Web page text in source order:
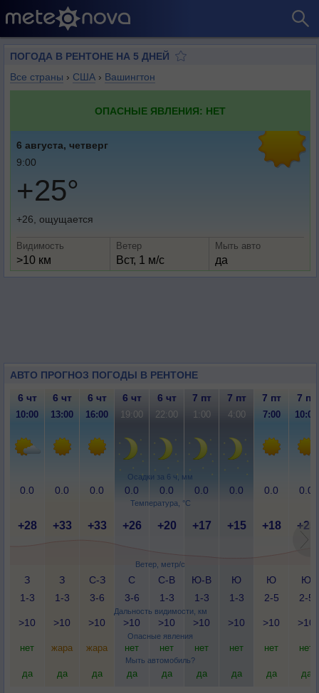
ПОГОДА В РЕНТОНЕ НА 5 ДНЕЙ
Все страны › США › Вашингтон
ОПАСНЫЕ ЯВЛЕНИЯ: НЕТ
6 августа, четверг
9:00
+25°
+26, ощущается
Видимость
>10 км
Ветер
Вст, 1 м/с
Мыть авто
да
АВТО ПРОГНОЗ ПОГОДЫ В РЕНТОНЕ
Осадки за 6 ч, мм
Температура, °C
Ветер, метр/с
Дальность видимости, км
Опасные явления
Мыть автомобиль?
6 чт 6 чт 6 чт 6 чт 6 чт 7 пт 7 пт 7 пт 7 пт
10:00 13:00 16:00 19:00 22:00 1:00 4:00 7:00 10:00
0.0 0.0 0.0 0.0 0.0 0.0 0.0 0.0 0.0
+28 +33 +33 +26 +20 +17 +15 +18 +25
З
1-3
З
1-3
С-З
3-6
С
3-6
С-В
1-3
Ю-В
1-3
Ю
1-3
Ю
2-5
Ю
2-5
>10 >10 >10 >10 >10 >10 >10 >10 >10
нет жара жара нет нет нет нет нет нет
да да да да да да да да да